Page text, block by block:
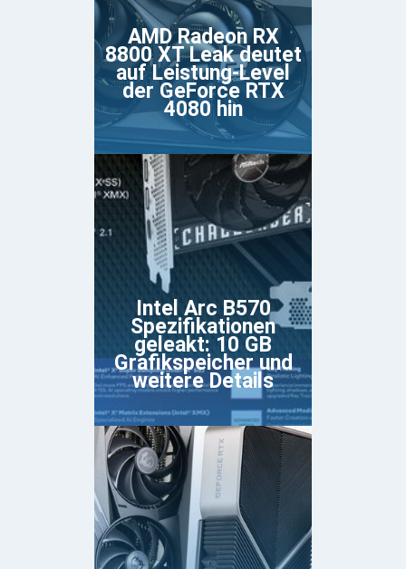
AMD Radeon RX
8800 XT Leak deutet
auf Leistung-Level
der GeForce RTX
4080 hin
Intel Arc B570
Spezifikationen
geleakt: 10 GB
Grafikspeicher und
weitere Details